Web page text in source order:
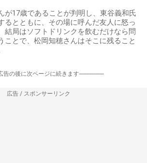
が17歳であることが判明し、東谷義和氏
るとともに、その場に呼んだ友人に怒っ
結局はソフトドリンクを飲むだけなら問
ことで、松岡知穂さんはそこに残ること
広告の後に次ページに続きます-----------------
広告 / スポンサーリンク